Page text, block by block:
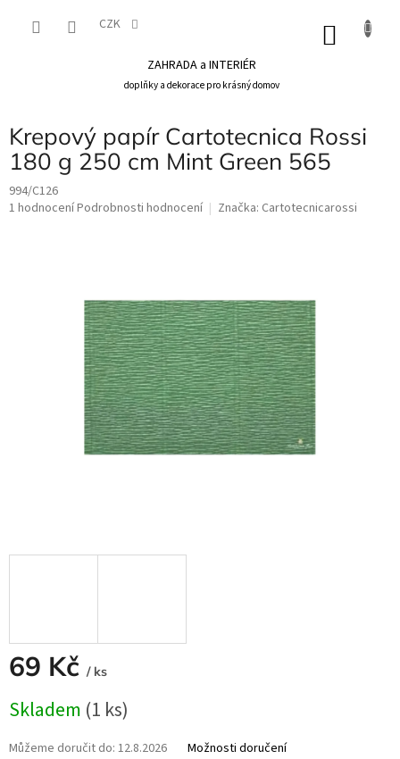
CZK
ZAHRADA a INTERIÉR
doplňky a dekorace pro krásný domov
Krepový papír Cartotecnica Rossi
180 g 250 cm Mint Green 565
994/C126
Průměrné
1 hodnoceníPodrobnosti hodnocení Značka: Cartotecnicarossi
69 Kč / ks
cena:
Skladem (1 ks)
Můžeme doručit do: 12.8.2026 Možnosti doručení